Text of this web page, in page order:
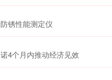
锈性能测定仪
4个月内推动经济见效